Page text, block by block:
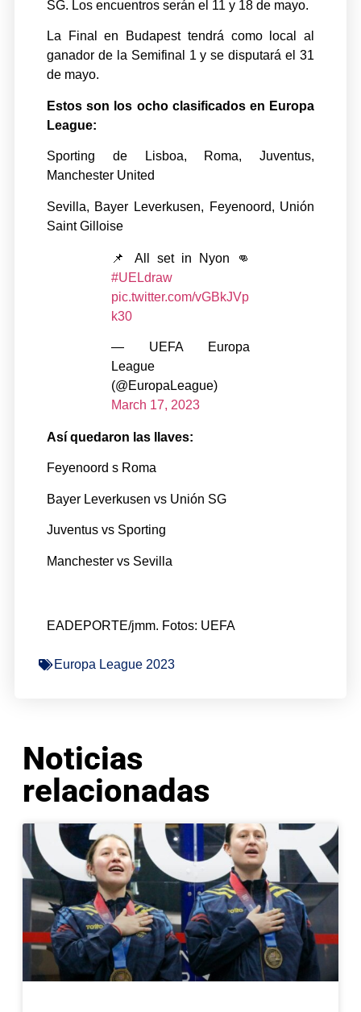
SG. Los encuentros serán el 11 y 18 de mayo.
La Final en Budapest tendrá como local al
ganador de la Semifinal 1 y se disputará el 31
de mayo.
Estos son los ocho clasificados en Europa
League:
Sporting de Lisboa, Roma, Juventus,
Manchester United
Sevilla, Bayer Leverkusen, Feyenoord, Unión
Saint Gilloise
📌 All set in Nyon 👊
#UELdraw
pic.twitter.com/vGBkJVp
k30
— UEFA Europa
League
(@EuropaLeague)
March 17, 2023
Así quedaron las llaves:
Feyenoord s Roma
Bayer Leverkusen vs Unión SG
Juventus vs Sporting
Manchester vs Sevilla
EADEPORTE/jmm. Fotos: UEFA
Europa League 2023
Noticias
relacionadas